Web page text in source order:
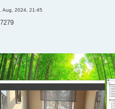
Aug, 2024, 21:45